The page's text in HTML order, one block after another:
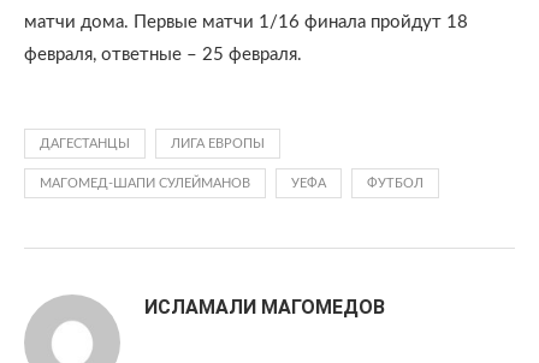
матчи дома. Первые матчи 1/16 финала пройдут 18
февраля, ответные – 25 февраля.
ДАГЕСТАНЦЫ ЛИГА ЕВРОПЫ
МАГОМЕД-ШАПИ СУЛЕЙМАНОВ УЕФА ФУТБОЛ
ИСЛАМАЛИ МАГОМЕДОВ